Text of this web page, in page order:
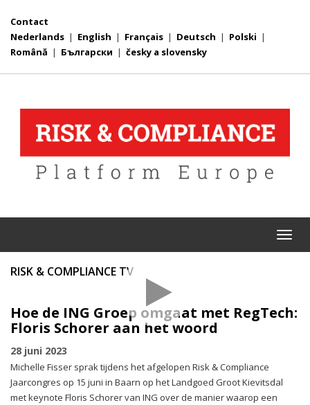
Contact
Nederlands | English | Français | Deutsch | Polski |
Română | Български | česky a slovensky
RISK & COMPLIANCE TV
Hoe de ING Groep omgaat met RegTech:
Floris Schorer aan het woord
28 juni 2023
Michelle Fisser sprak tijdens het afgelopen Risk & Compliance
Jaarcongres op 15 juni in Baarn op het Landgoed Groot Kievitsdal
met keynote Floris Schorer van ING over de manier waarop een